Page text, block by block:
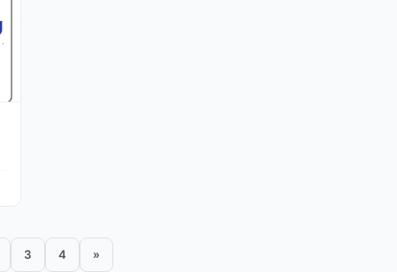
3 4 »